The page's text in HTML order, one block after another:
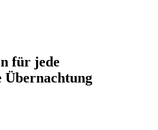
für jede
Übernachtung